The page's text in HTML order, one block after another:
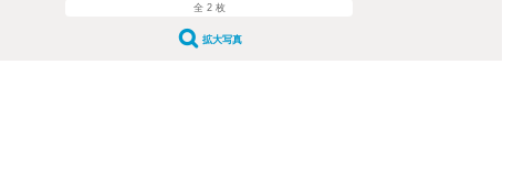
全 2 枚
拡大写真